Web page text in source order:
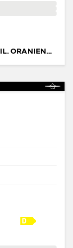
AH GOTTHARD KÖNIG GMBH FIL. ORANIENBURG